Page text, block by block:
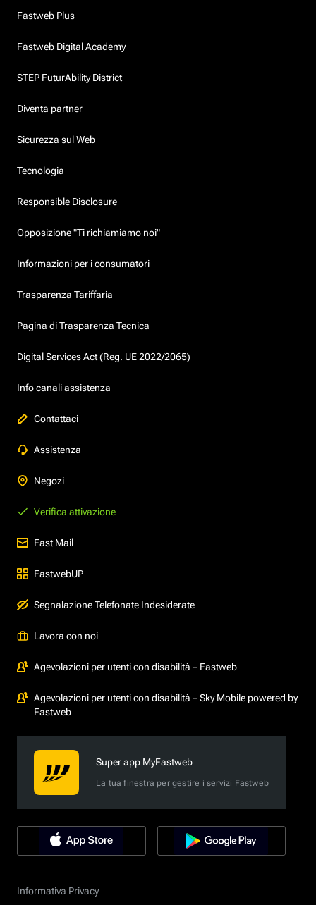
Fastweb Plus
Fastweb Digital Academy
STEP FuturAbility District
Diventa partner
Sicurezza sul Web
Tecnologia
Responsible Disclosure
Opposizione "Ti richiamiamo noi"
Informazioni per i consumatori
Trasparenza Tariffaria
Pagina di Trasparenza Tecnica
Digital Services Act (Reg. UE 2022/2065)
Info canali assistenza
Contattaci
Assistenza
Negozi
Verifica attivazione
Fast Mail
FastwebUP
Segnalazione Telefonate Indesiderate
Lavora con noi
Agevolazioni per utenti con disabilità – Fastweb
Agevolazioni per utenti con disabilità – Sky Mobile powered by
Fastweb
Super app MyFastweb
La tua finestra per gestire i servizi Fastweb
Informativa Privacy